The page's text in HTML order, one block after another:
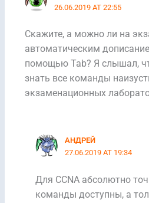
26.06.2019 AT 22:55
Скажите, а можно ли на
автоматическим
помощью Tab? Я слышал,
знать все команды
экзаменационных
АНДРЕЙ
27.06.2019 AT 19:34
Для CCNA абсолютно
команды доступны, а